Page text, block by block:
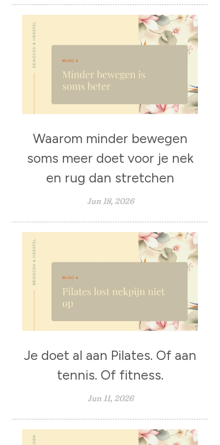
Waarom minder bewegen
soms meer doet voor je nek
en rug dan stretchen
Jun 18, 2026
Je doet al aan Pilates. Of aan
tennis. Of fitness.
Jun 11, 2026